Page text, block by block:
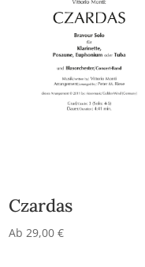
Czardas
Ab 29,00€